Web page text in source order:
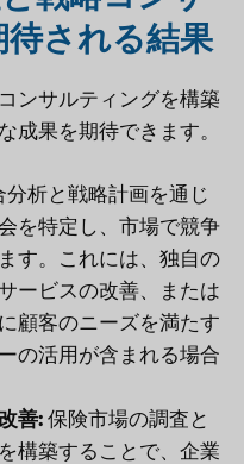
される結果
ンサルティングを構築
成果を期待できます。
分析と戦略計画を通じ
を特定し、市場で競争
す。これには、独自の
ービスの改善、または
顧客のニーズを満たす
の活用が含まれる場合
善:保険市場の調査と
構築することで、企業